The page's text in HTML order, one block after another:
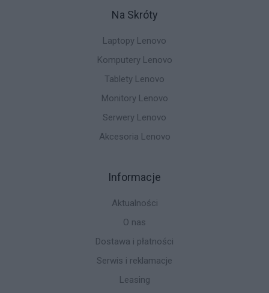
Na Skróty
Laptopy Lenovo
Komputery Lenovo
Tablety Lenovo
Monitory Lenovo
Serwery Lenovo
Akcesoria Lenovo
Informacje
Aktualności
O nas
Dostawa i płatności
Serwis i reklamacje
Leasing